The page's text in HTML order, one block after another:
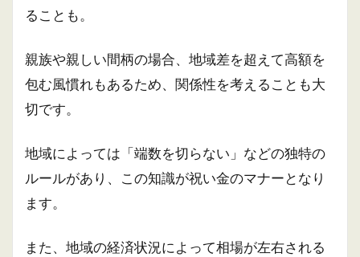
ることも。
親族や親しい間柄の場合、地域差を超えて高額を
包む風慣れもあるため、関係性を考えることも大
切です。
地域によっては「端数を切らない」などの独特の
ルールがあり、この知識が祝い金のマナーとなり
ます。
また、地域の経済状況によって相場が左右される